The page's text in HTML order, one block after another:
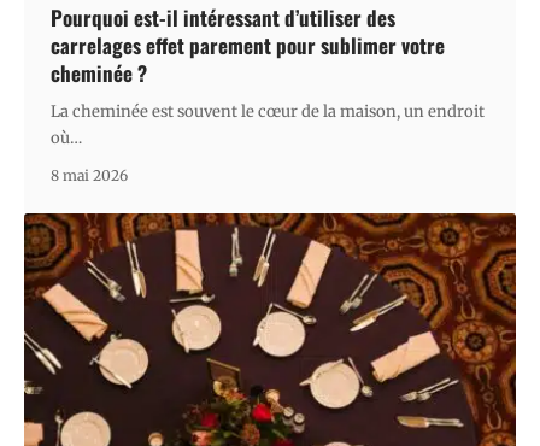
Pourquoi est-il intéressant d’utiliser des
carrelages effet parement pour sublimer votre
cheminée ?
La cheminée est souvent le cœur de la maison, un endroit
où…
8 mai 2026